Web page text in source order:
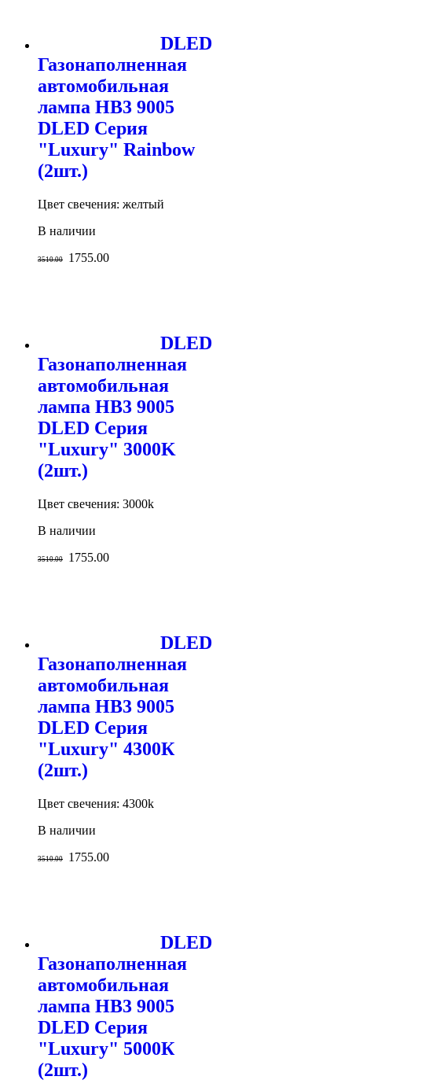
DLED
Газонаполненная
автомобильная
лампа HB3 9005
DLED Серия
"Luxury" Rainbow
(2шт.)
Цвет свечения: желтый
В наличии
3510.00 1755.00
DLED
Газонаполненная
автомобильная
лампа HB3 9005
DLED Серия
"Luxury" 3000K
(2шт.)
Цвет свечения: 3000k
В наличии
3510.00 1755.00
DLED
Газонаполненная
автомобильная
лампа HB3 9005
DLED Серия
"Luxury" 4300К
(2шт.)
Цвет свечения: 4300k
В наличии
3510.00 1755.00
DLED
Газонаполненная
автомобильная
лампа HB3 9005
DLED Серия
"Luxury" 5000К
(2шт.)